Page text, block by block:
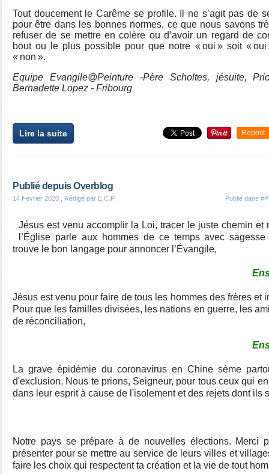
Tout doucement le Carême se profile. Il ne s’agit pas de
pour être dans les bonnes normes, ce que nous savons
refuser de se mettre en colère ou d’avoir un regard de
bout ou le plus possible pour que notre « oui » soit «
« non ».
Equipe Evangile@Peinture -Père Scholtes, jésuite,
Bernadette Lopez - Fribourg
Lire la suite Repost
Publié depuis Overblog
14 Février 2020 , Rédigé par E.C.P. Publié dans
Jésus est venu accomplir la Loi, tracer le juste chemin
l’Église parle aux hommes de ce temps avec
trouve le bon langage pour annoncer l’Évangile,
Jésus est venu pour faire de tous les hommes des frères et
Pour que les familles divisées, les nations en guerre, les
de réconciliation,
La grave épidémie du coronavirus en Chine sème
d'exclusion. Nous te prions, Seigneur, pour tous ceux qui
dans leur esprit à cause de l'isolement et des rejets dont ils
Notre pays se prépare à de nouvelles élections. Merci
présenter pour se mettre au service de leurs villes et
faire les choix qui respectent ta création et la vie de tout